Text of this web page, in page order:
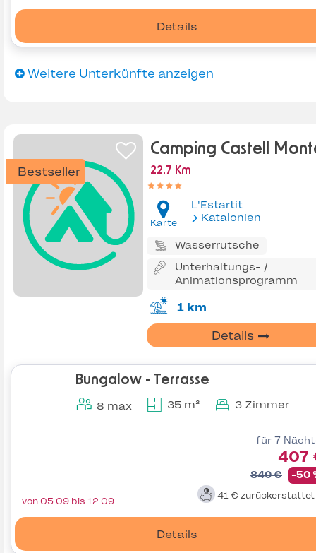
Details
Weitere Unterkünfte anzeigen
Bestseller
Camping Castell
22.7 Km
Karte
L'Estartit
Katalonien
Wasserrutsche
Unterhaltungs- /
Animationsprogramm
1 km
Details
Bungalow - Terrasse
8 max 35 m² 3 Zimmer
für 7
407
840 € -50
41 € zurückerstattet
Details
von 05.09 bis 12.09